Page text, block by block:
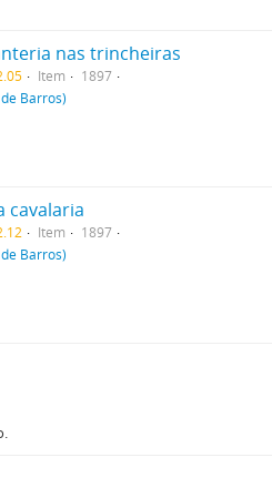
nas trincheiras
Item
1897
Barros)
cavalaria
Item
1897
Barros)